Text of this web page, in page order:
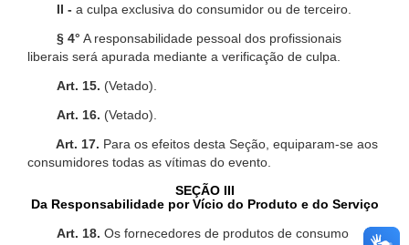
II - a culpa exclusiva do consumidor ou de terceiro.
§ 4° A responsabilidade pessoal dos profissionais
liberais será apurada mediante a verificação de culpa.
Art. 15. (Vetado).
Art. 16. (Vetado).
Art. 17. Para os efeitos desta Seção, equiparam-se aos
consumidores todas as vítimas do evento.
SEÇÃO III
Da Responsabilidade por Vício do Produto e do Serviço
Art. 18. Os fornecedores de produtos de consumo